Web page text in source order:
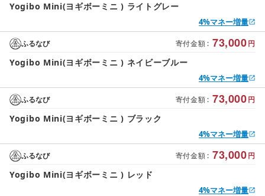
Yogibo Mini(ヨギボーミニ ) ライトグレー
4%マネー増量
寄付金額 : 73,000円
ふるなび
Yogibo Mini(ヨギボーミニ ) ネイビーブルー
4%マネー増量
寄付金額 : 73,000円
ふるなび
Yogibo Mini(ヨギボーミニ ) ブラック
4%マネー増量
寄付金額 : 73,000円
ふるなび
Yogibo Mini(ヨギボーミニ ) レッド
4%マネー増量